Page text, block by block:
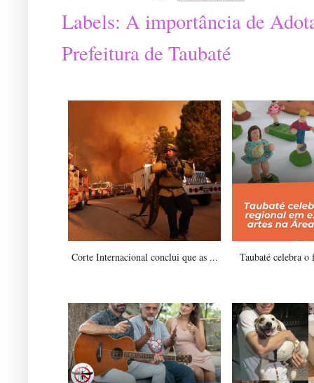
Labels: A importância de
Prefeitura de Taubaté
Corte Internacional conclui que as ... Taubaté celebra